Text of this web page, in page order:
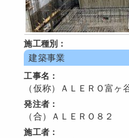
施工種別：
建築事業
工事名：
（仮称）ＡＬＥＲＯ富
発注者：
（合）ＡＬＥＲＯ８２
施工者：